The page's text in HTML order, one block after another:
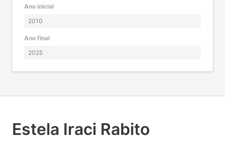
Ano inicial
Ano final
Estela Iraci Rabito